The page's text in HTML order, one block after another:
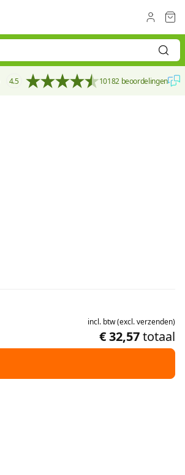
4.5 10182 beoordelingen
incl. btw(excl.verzenden)
€ 32,57totaal